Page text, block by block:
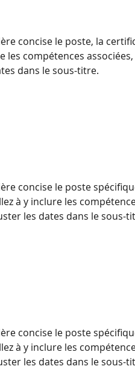
concise le poste, la
compétences
dans le sous-titre.
concise le poste
à y inclure les
les dates dans le sous-
concise le poste
à y inclure les
les dates dans le sous-